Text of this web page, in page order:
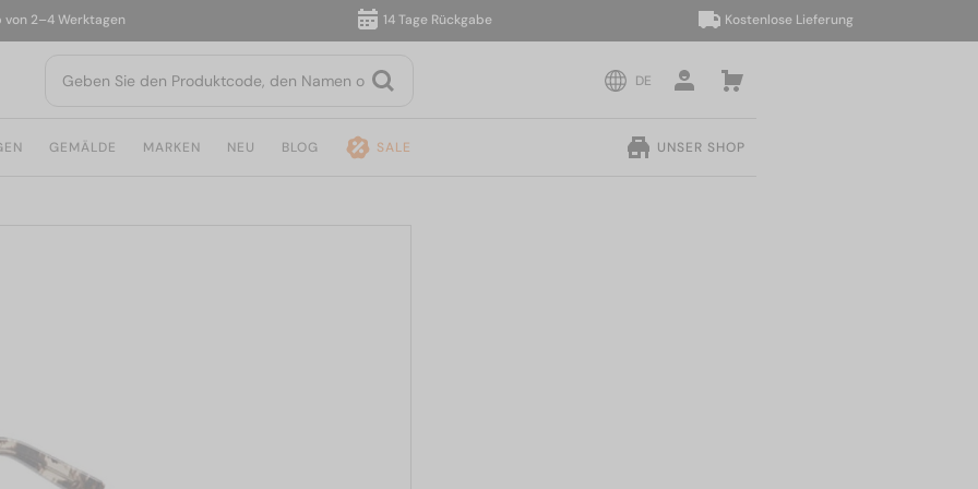
Werktagen 14 Tage Rückgabe Kostenlose Lieferung
DE
GEMÄLDE MARKEN NEU BLOG SALE UNSER SHOP